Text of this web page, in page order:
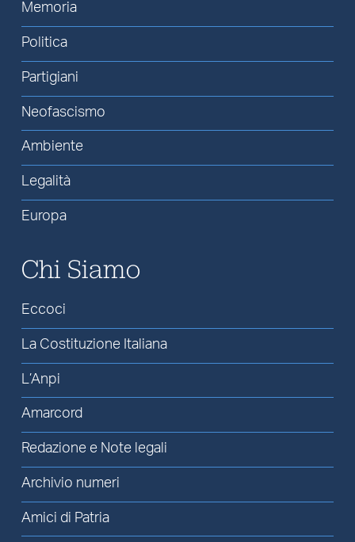
Memoria
Politica
Partigiani
Neofascismo
Ambiente
Legalità
Europa
Chi Siamo
Eccoci
La Costituzione Italiana
L’Anpi
Amarcord
Redazione e Note legali
Archivio numeri
Amici di Patria